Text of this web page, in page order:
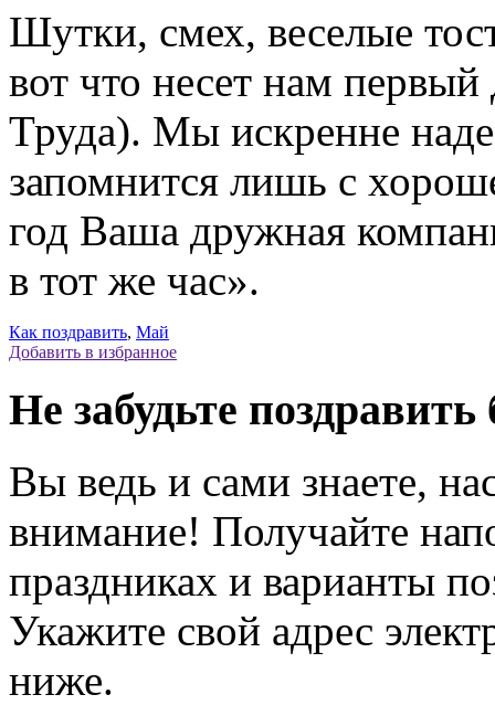
Шутки, смех, веселые
вот что несет нам
Труда). Мы искренне
запомнится лишь с
год Ваша дружная
в тот же час».
Как поздравить, Май
Добавить в избранное
Не забудьте
Вы ведь и сами знаете,
внимание! Получайте
праздниках и варианты
Укажите свой адрес
ниже.